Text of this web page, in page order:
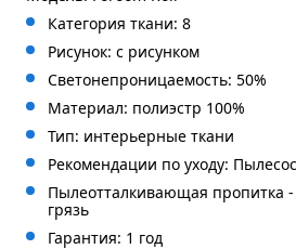
Категория ткани: 8
Рисунок: с рисунком
Светонепроницаемость: 50%
Материал: полиэстр 100%
Тип: интерьерные ткани
Рекомендации по уходу:
Пылеотталкивающая пропитка
грязь
Гарантия: 1 год